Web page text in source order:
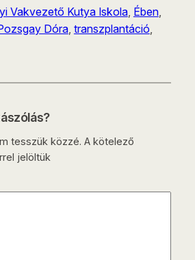
Vakvezető Kutya Iskola, Ében
Dóra, transzplantáció
tesszük közzé. A kötelező
jelöltük